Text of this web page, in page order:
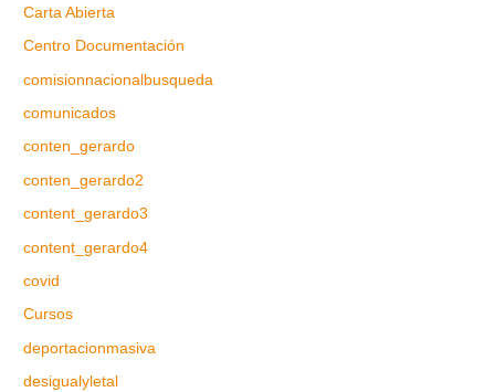
Carta Abierta
Centro Documentación
comisionnacionalbusqueda
comunicados
conten_gerardo
conten_gerardo2
content_gerardo3
content_gerardo4
covid
Cursos
deportacionmasiva
desigualyletal